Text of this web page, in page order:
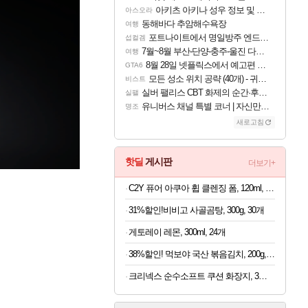
아스오라 아키츠 아키나 성우 정보 및 주요 필모
여행 동해바다 추암해수욕장
섭컬겜 포트나이트에서 명일방주 엔드필드 [펠리카] 판매 예정
여행 7월~8월 부산-단양-충주-울진 다녀왔어요~
GTA6 8월 28일 넷플릭스에서 예고편 공개 예정
비스트 모든 성소 위치 공략 (40개) - 귀환한 영혼 도전과제
실팰 실버 팰리스 CBT 화제의 순간·후기 모음
명조 유니버스 채널 특별 코너 | 자신만의 스타일
새로고침
핫딜 게시판 더보기+
31%할인!비비고 사골곰탕, 300g, 30개
게토레이 레몬, 300ml, 24개
크리넥스 순수소프트 쿠션 화장지, 3겹, 25m, 30롤, 2개